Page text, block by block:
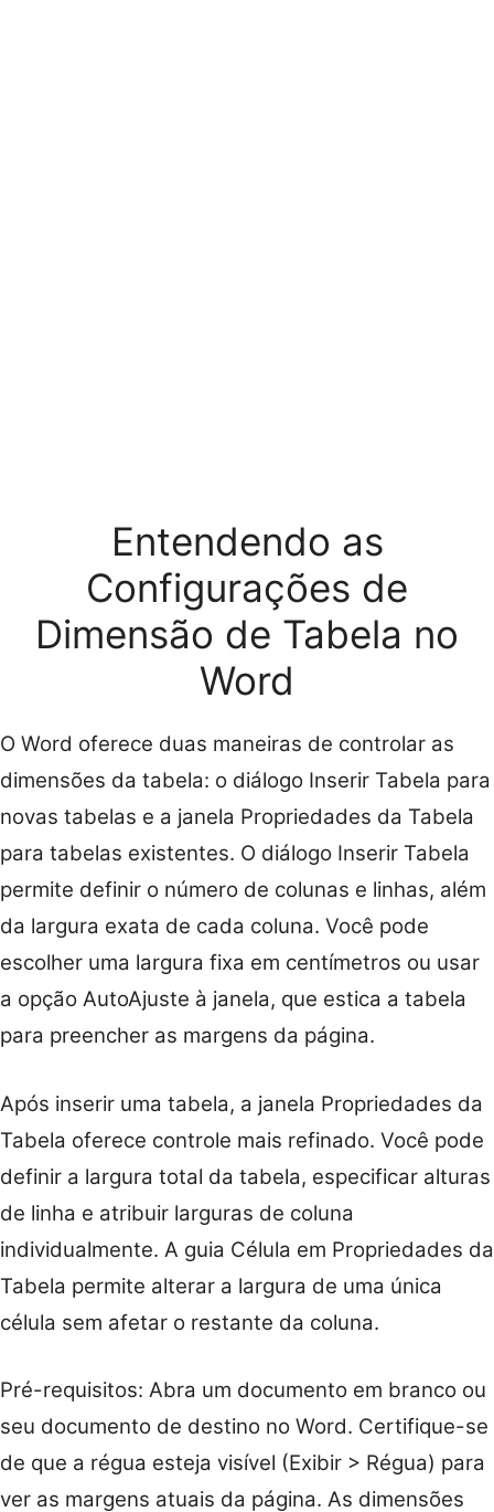
Entendendo as
Configurações de
Dimensão de Tabela no
Word
O Word oferece duas maneiras de controlar as
dimensões da tabela: o diálogo Inserir Tabela para
novas tabelas e a janela Propriedades da Tabela
para tabelas existentes. O diálogo Inserir Tabela
permite definir o número de colunas e linhas, além
da largura exata de cada coluna. Você pode
escolher uma largura fixa em centímetros ou usar
a opção AutoAjuste à janela, que estica a tabela
para preencher as margens da página.
Após inserir uma tabela, a janela Propriedades da
Tabela oferece controle mais refinado. Você pode
definir a largura total da tabela, especificar alturas
de linha e atribuir larguras de coluna
individualmente. A guia Célula em Propriedades da
Tabela permite alterar a largura de uma única
célula sem afetar o restante da coluna.
Pré-requisitos: Abra um documento em branco ou
seu documento de destino no Word. Certifique-se
de que a régua esteja visível (Exibir > Régua) para
ver as margens atuais da página. As dimensões